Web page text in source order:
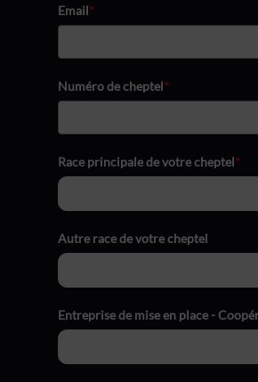
Email*
Numéro de cheptel*
Race principale de votre cheptel*
Autre race de votre cheptel
Entreprise de mise en place -